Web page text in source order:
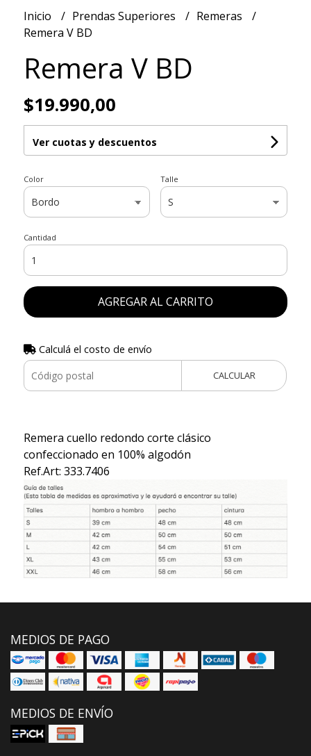
Inicio Prendas Superiores
Remeras
Remera V BD
Remera V BD
$19.990,00
Ver cuotas y descuentos
Color Talle
Cantidad
AGREGAR AL CARRITO
Calculá el costo de envío
CALCULAR
Remera cuello redondo corte clásico
confeccionado en 100% algodón
Ref.Art: 333.7406
MEDIOS DE PAGO
MEDIOS DE ENVÍO